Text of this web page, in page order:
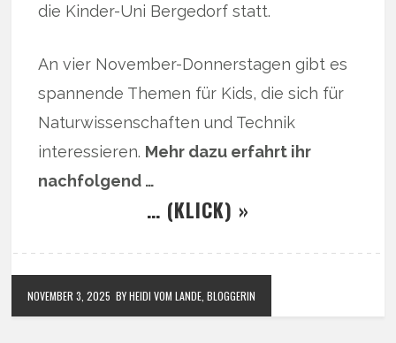
die Kinder-Uni Bergedorf statt.
An vier November-Donnerstagen gibt es
spannende Themen für Kids, die sich für
Naturwissenschaften und Technik
interessieren. Mehr dazu erfahrt ihr
nachfolgend …
… (KLICK) »
NOVEMBER 3, 2025 BY HEIDI VOM LANDE, BLOGGERIN